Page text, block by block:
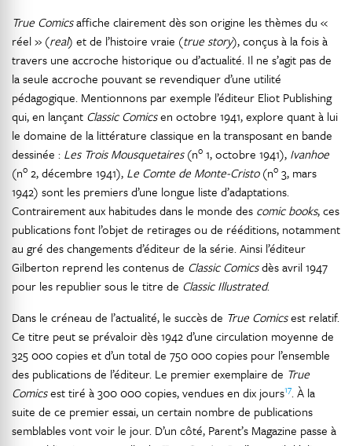
True Comicsaffiche clairement dès son origine les thèmes du «
réel » (real) et de l’histoire vraie (true story), conçus à la fois à
travers une accroche historique ou d’actualité. Il ne s’agit pas de
la seule accroche pouvant se revendiquer d’une utilité
pédagogique. Mentionnons par exemple l’éditeur Eliot Publishing
qui, en lançant Classic Comicsen octobre 1941, explore quant à lui
le domaine de la littérature classique en la transposant en bande
dessinée : Les Trois Mousquetaires(no 1, octobre 1941), Ivanhoe
(no 2, décembre 1941), Le Comte de Monte-Cristo(no 3, mars
1942) sont les premiers d’une longue liste d’adaptations.
Contrairement aux habitudes dans le monde des comic books, ces
publications font l’objet de retirages ou de rééditions, notamment
au gré des changements d’éditeur de la série. Ainsi l’éditeur
Gilberton reprend les contenus de Classic Comicsdès avril 1947
pour les republier sous le titre de Classic Illustrated.
Dans le créneau de l’actualité, le succès de True Comicsest relatif.
Ce titre peut se prévaloir dès 1942 d’une circulation moyenne de
325 000 copies et d’un total de 750 000 copies pour l’ensemble
des publications de l’éditeur. Le premier exemplaire de True
Comicsest tiré à 300 000 copies, vendues en dix jours17. À la
suite de ce premier essai, un certain nombre de publications
semblables vont voir le jour. D’un côté, Parent’s Magazine passe à